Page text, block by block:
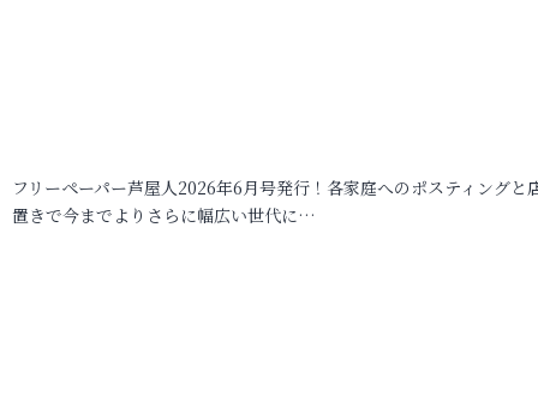
フリーペーパー芦屋人2026年6月号発行！各家庭へのポスティングと
置きで今までよりさらに幅広い世代に…